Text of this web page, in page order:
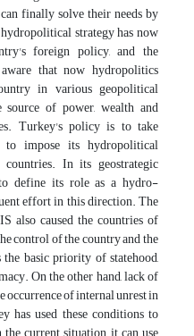
finally solve their needs by
strategy has now
foreign policy, and the
that now hydropolitics
in various geopolitical
of power, wealth and
Turkey's policy is to take
impose its hydropolitical
In its geostrategic
define its role as a hydro-
effort in this direction. The
also caused the countries of
control of the country and the
basic priority of statehood,
On the other hand, lack of
occurrence of internal unrest in
has used these conditions to